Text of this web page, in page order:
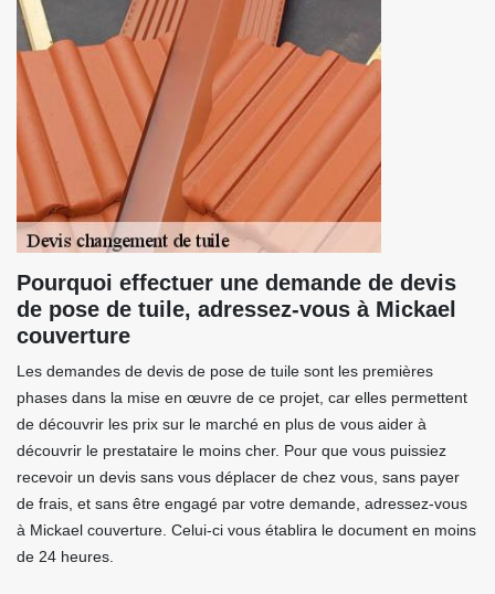
Pourquoi effectuer une demande de devis
de pose de tuile, adressez-vous à Mickael
couverture
Les demandes de devis de pose de tuile sont les premières
phases dans la mise en œuvre de ce projet, car elles permettent
de découvrir les prix sur le marché en plus de vous aider à
découvrir le prestataire le moins cher. Pour que vous puissiez
recevoir un devis sans vous déplacer de chez vous, sans payer
de frais, et sans être engagé par votre demande, adressez-vous
à Mickael couverture. Celui-ci vous établira le document en moins
de 24 heures.